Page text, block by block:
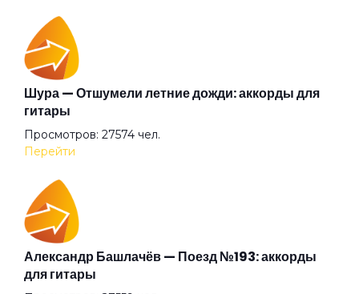
Ангел дождя
Ангел
Анютины глазки
Апокриф
Аригато
Шура — Отшумели летние дожди: аккорды для
гитары
Просмотров: 27574 чел.
Перейти
Александр Башлачёв — Поезд №193: аккорды
для гитары